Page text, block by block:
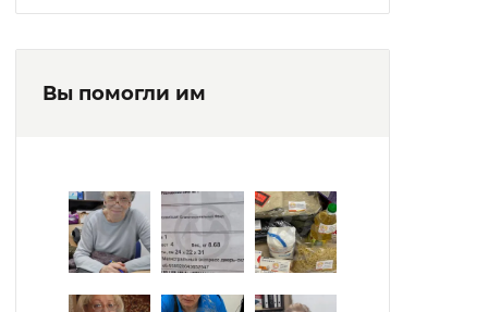
Вы помогли им